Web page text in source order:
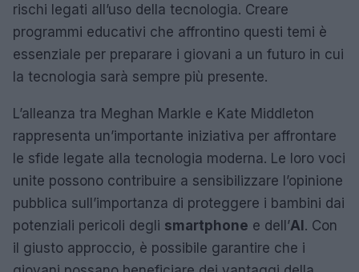
rischi legati all’uso della tecnologia. Creare
programmi educativi che affrontino questi temi è
essenziale per preparare i giovani a un futuro in cui
la tecnologia sarà sempre più presente.
L’alleanza tra Meghan Markle e Kate Middleton
rappresenta un’importante iniziativa per affrontare
le sfide legate alla tecnologia moderna. Le loro voci
unite possono contribuire a sensibilizzare l’opinione
pubblica sull’importanza di proteggere i bambini dai
potenziali pericoli degli smartphone e dell’AI. Con
il giusto approccio, è possibile garantire che i